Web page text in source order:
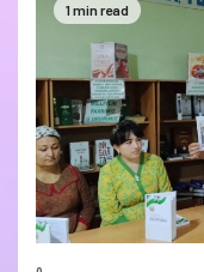
1 min read